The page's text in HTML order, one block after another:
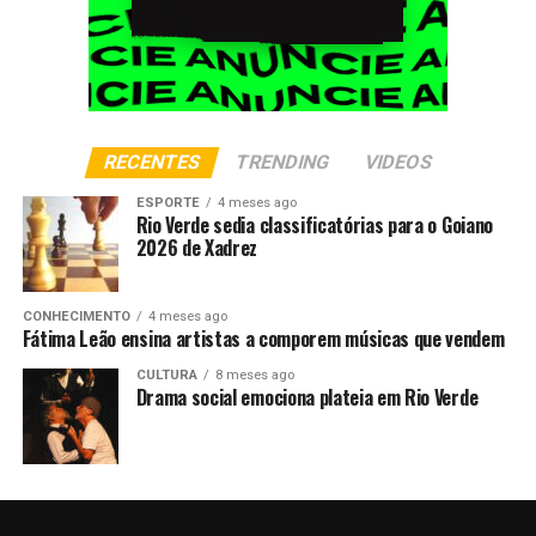
RECENTES TRENDING VIDEOS
ESPORTE 4 meses ago
Rio Verde sedia classificatórias para o Goiano
2026 de Xadrez
CONHECIMENTO 4 meses ago
Fátima Leão ensina artistas a comporem músicas que vendem
CULTURA 8 meses ago
Drama social emociona plateia em Rio Verde